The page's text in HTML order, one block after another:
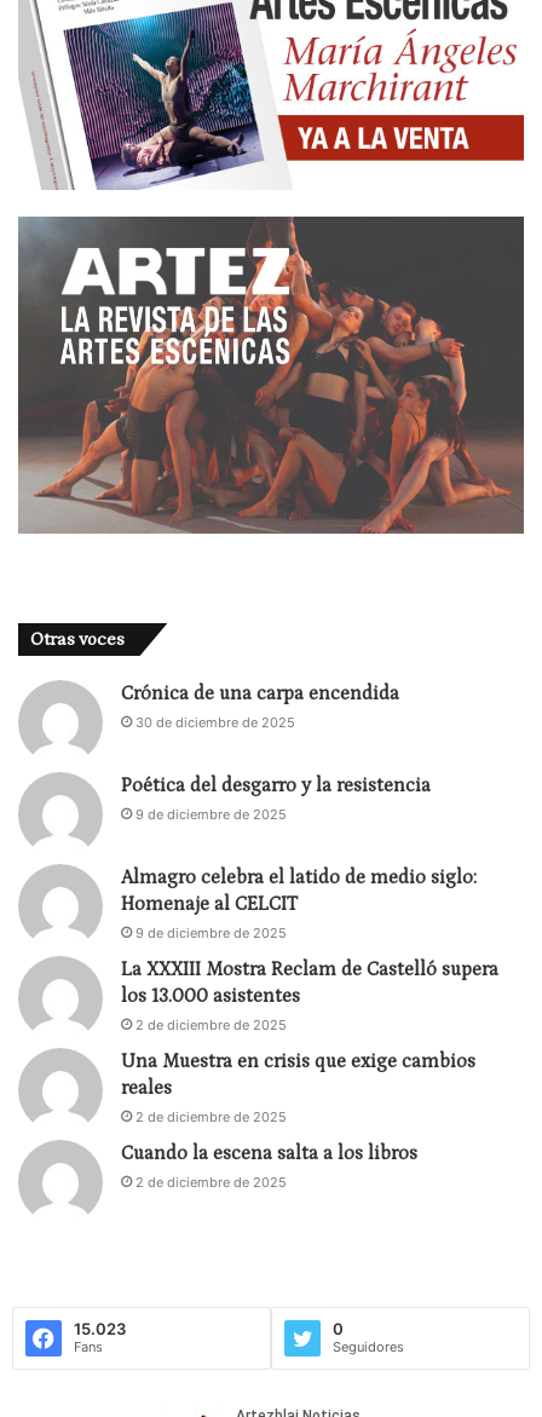
Otras voces
Crónica de una carpa encendida
30 de diciembre de 2025
Poética del desgarro y la resistencia
9 de diciembre de 2025
Almagro celebra el latido de medio siglo:
Homenaje al CELCIT
9 de diciembre de 2025
La XXXIII Mostra Reclam de Castelló supera
los 13.000 asistentes
2 de diciembre de 2025
Una Muestra en crisis que exige cambios
reales
2 de diciembre de 2025
Cuando la escena salta a los libros
2 de diciembre de 2025
15.023
Fans
0
Seguidores